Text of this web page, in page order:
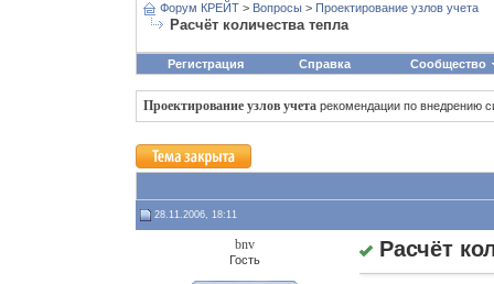
Форум КРЕЙТ > Вопросы > Проектирование узлов учета
Расчёт количества тепла
Регистрация Справка Сообщество
Проектирование узлов учета рекомендации по внедрению
28.11.2006, 18:11
bnv
Гость Расчёт